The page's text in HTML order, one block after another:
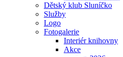
Dětský klub Sluníčko
Služby
Logo
Fotogalerie
Interiér knihovny
Akce